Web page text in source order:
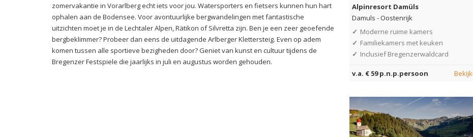
zomervakantie in Vorarlberg echt iets voor jou. Watersporters en fietsers kunnen hun hart
ophalen aan de Bodensee. Voor avontuurlijke bergwandelingen met fantastische
uitzichten moet je in de Lechtaler Alpen, Rätikon of Silvretta zijn. Ben je een zeer geoefende
bergbeklimmer? Probeer dan eens de uitdagende Arlberger Klettersteig. Even op adem
komen tussen alle sportieve bezigheden door? Geniet van kunst en cultuur tijdens de
Bregenzer Festspiele die jaarlijks in juli en augustus worden gehouden.
Alpinresort Damüls
Damuls -Oostenrijk
✓ Moderne ruime kamers
✓ Familiekamers met keuken
✓ Inclusief Bregenzerwaldcard
v.a. € 59 p.n.p.persoon